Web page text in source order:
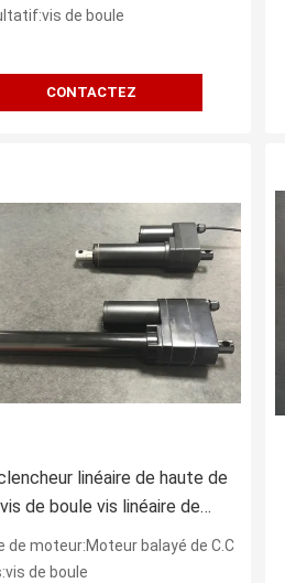
de boule
CONTACTEZ
linéaire de haute de
de boule vis linéaire de
de pouce de /12 de 4
conduit
de moteur:Moteur balayé de C.C
de boule